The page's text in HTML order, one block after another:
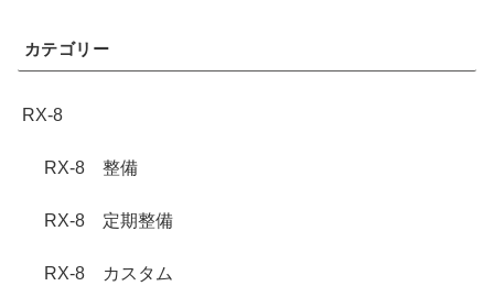
カテゴリー
RX-8
RX-8 整備
RX-8 定期整備
RX-8 カスタム